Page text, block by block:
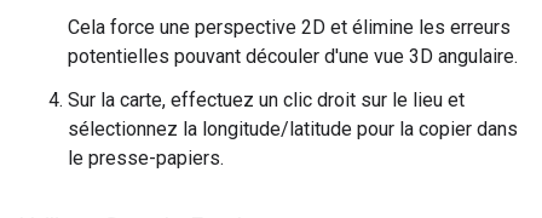
Cela force une perspective 2D et élimine les erreurs
potentielles pouvant découler d'une vue 3D angulaire.
Sur la carte, effectuez un clic droit sur le lieu et
sélectionnez la longitude/latitude pour la copier dans
le presse-papiers.